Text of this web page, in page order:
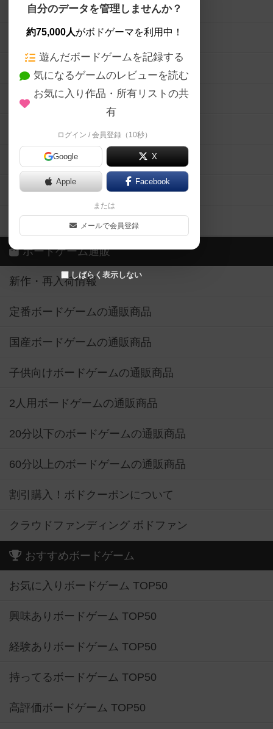
自分のデータを管理しませんか？
約75,000人がボドゲーマを利用中！
遊んだボードゲームを記録する
気になるゲームのレビューを読む
お気に入り作品・所有リストの共
有
ログイン / 会員登録（10秒）
Google X
Apple Facebook
または
メールで会員登録
しばらく表示しない
ボードゲームを検索する
ボードゲームの新着レビュー
ボードゲーム会情報
メカニクス特集
掲示板・トピックス
ボドとも・会員一覧
ボードゲーム業界コラム
ボドゲーマご利用案内
ボードゲーム通販
新作・再入荷情報
定番ボードゲームの通販商品
国産ボードゲームの通販商品
子供向けボードゲームの通販商品
2人用ボードゲームの通販商品
20分以下のボードゲームの通販商品
60分以上のボードゲームの通販商品
割引購入！ボドクーポンについて
クラウドファンディング ボドファン
おすすめボードゲーム
お気に入りボードゲーム TOP50
興味ありボードゲーム TOP50
経験ありボードゲーム TOP50
持ってるボードゲーム TOP50
高評価ボードゲーム TOP50